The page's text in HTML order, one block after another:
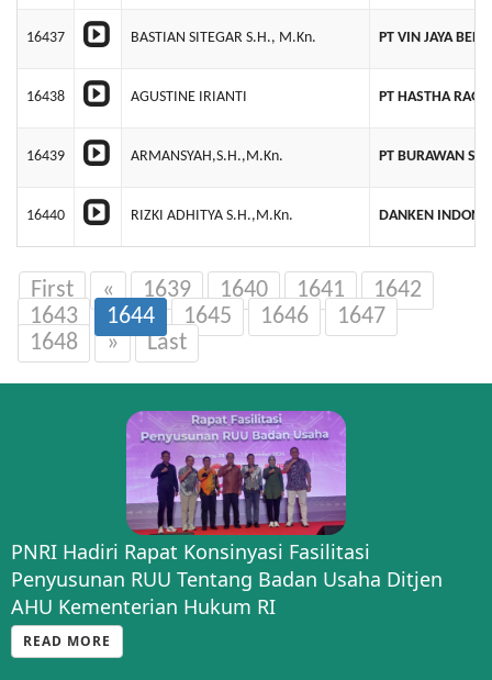
16437 BASTIAN SITEGAR S.H., M.Kn. PT VIN JAYA
16438 AGUSTINE IRIANTI PT HASTHA
16439 ARMANSYAH,S.H.,M.Kn. PT BURAWAN
16440 RIZKI ADHITYA S.H.,M.Kn. DANKEN
First « 1639 1640 1641
1642
1643
1644 1645 1646
1647
1648
» Last
PNRI Hadiri Rapat Konsinyasi Fasilitasi
Penyusunan RUU Tentang Badan Usaha Ditjen
AHU Kementerian Hukum RI
READ MORE